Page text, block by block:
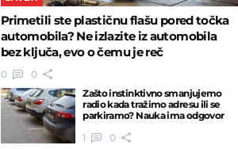
Primetili ste plastičnu flašu pored točka
automobila? Ne izlazite iz automobila
bez ključa, evo o čemu je reč
0
0
Zašto instinktivno smanjujemo
radio kada tražimo adresu ili se
parkiramo? Nauka ima odgovor
1
0